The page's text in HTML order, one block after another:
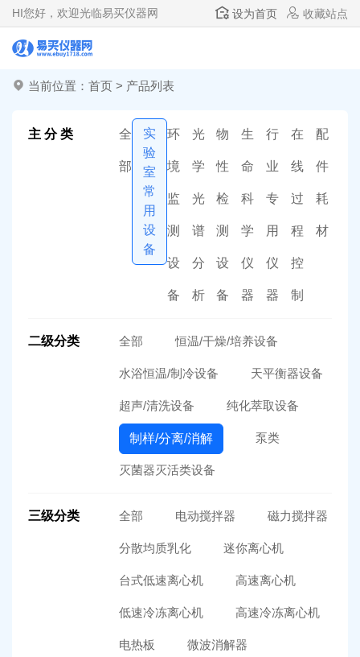
HI您好，欢迎光临易买仪器网 设为首页 收藏站点
当前位置： 首页 > 产品列表
主 分 类 全
部
实
验
室
常
用
设
备
环
境
监
测
设
备
光
学
光
谱
分
析
物
性
检
测
设
备
生
命
科
学
仪
器
行
业
专
用
仪
器
在
线
过
程
控
制
配
件
耗
材
二级分类 全部 恒温/干燥/培养设备
水浴恒温/制冷设备 天平衡器设备
超声/清洗设备 纯化萃取设备
制样/分离/消解 泵类
灭菌器灭活类设备
三级分类 全部 电动搅拌器 磁力搅拌器
分散均质乳化 迷你离心机
台式低速离心机 高速离心机
低速冷冻离心机 高速冷冻离心机
电热板 微波消解器